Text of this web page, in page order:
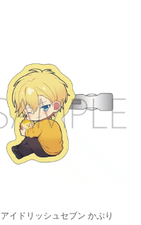
アイドリッシュセブン かぷり